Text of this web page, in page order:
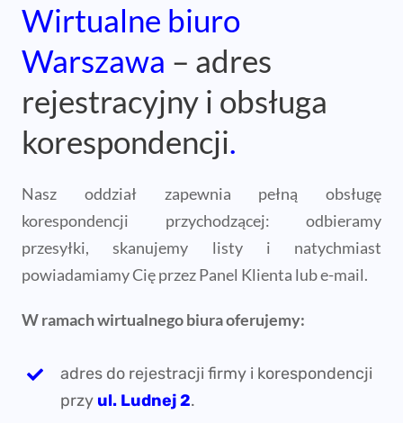
Wirtualne biuro
Warszawa – adres
rejestracyjny i obsługa
korespondencji.
Nasz oddział zapewnia pełną obsługę
korespondencji przychodzącej: odbieramy
przesyłki, skanujemy listy i natychmiast
powiadamiamy Cię przez Panel Klienta lub e-mail.
W ramach wirtualnego biura oferujemy:
adres do rejestracji firmy i korespondencji
przy ul. Ludnej 2.